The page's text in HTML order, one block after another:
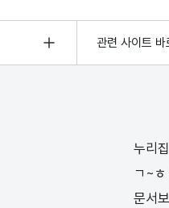
관련 사이트 바
누리
ㄱ~
문서